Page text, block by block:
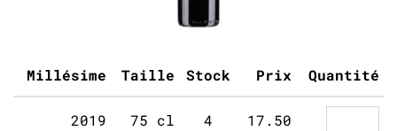
Millésime Taille Stock Prix Quantité
2019 75 cl 4 17.50